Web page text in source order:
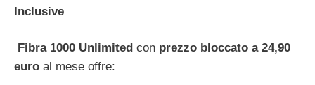
Inclusive
Fibra 1000 Unlimited con prezzo bloccato a 24,90
euro al mese offre: